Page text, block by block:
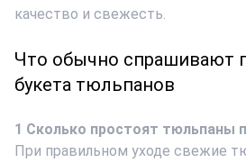
качество и свежесть.
Что обычно спрашивают
букета тюльпанов
1 Сколько простоят тюльпаны
При правильном уходе свежие